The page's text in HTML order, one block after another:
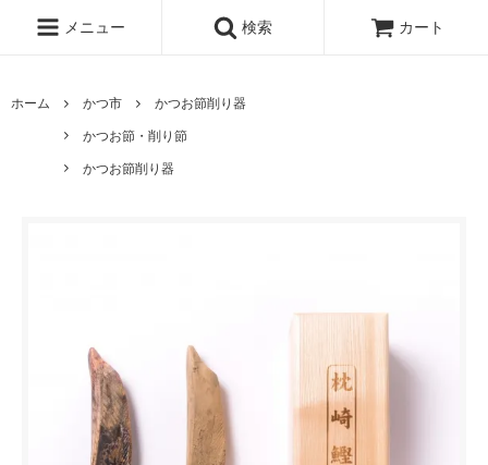
メニュー 検索 カート
ホーム かつ市
かつお節削り器
かつお節・削り節
かつお節削り器